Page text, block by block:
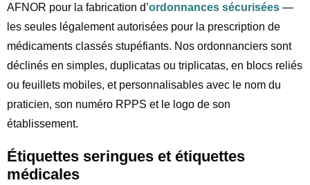
AFNOR pour la fabrication d’ordonnances sécurisées —
les seules légalement autorisées pour la prescription de
médicaments classés stupéfiants. Nos ordonnanciers sont
déclinés en simples, duplicatas ou triplicatas, en blocs reliés
ou feuillets mobiles, et personnalisables avec le nom du
praticien, son numéro RPPS et le logo de son
établissement.
Étiquettes seringues et étiquettes
médicales